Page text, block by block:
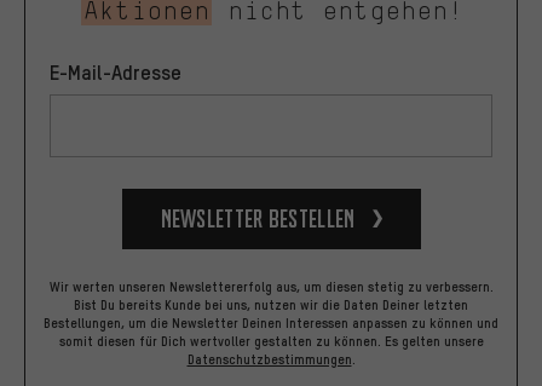
Aktionen
nicht entgehen!
E-Mail-Adresse
Newsletter bestellen
Wir werten unseren Newslettererfolg aus, um diesen stetig zu verbessern.
Bist Du bereits Kunde bei uns, nutzen wir die Daten Deiner letzten
Bestellungen, um die Newsletter Deinen Interessen anpassen zu können und
somit diesen für Dich wertvoller gestalten zu können. Es gelten unsere
Datenschutzbestimmungen